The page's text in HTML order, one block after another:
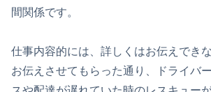
間関係です。
仕事内容的には、詳しくはお伝えでき
お伝えさせてもらった通り、ドライバ